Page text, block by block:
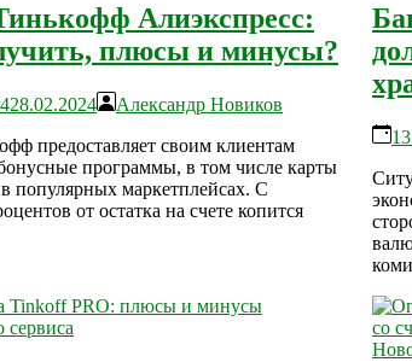
Алиэкспресс:
плюсы и минусы?
28.02.2024
Александр Новиков
предоставляет своим клиентам
программы, в том числе карты
популярных маркетплейсах. С
от остатка на счете копится